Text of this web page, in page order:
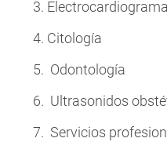
Electrocardiograma
Citología
Odontología
Ultrasonidos
Servicios